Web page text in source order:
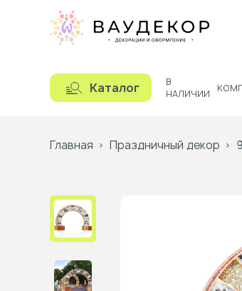
Каталог
В
НАЛИЧИИ
Главная Праздничный декор